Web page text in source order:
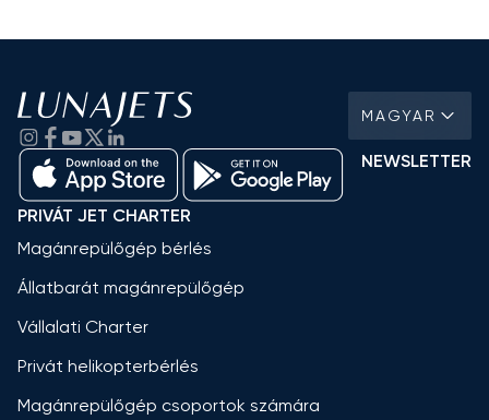
MAGYAR
NEWSLETTER
PRIVÁT JET CHARTER
Magánrepülőgép bérlés
Állatbarát magánrepülőgép
Vállalati Charter
Privát helikopterbérlés
Magánrepülőgép csoportok számára